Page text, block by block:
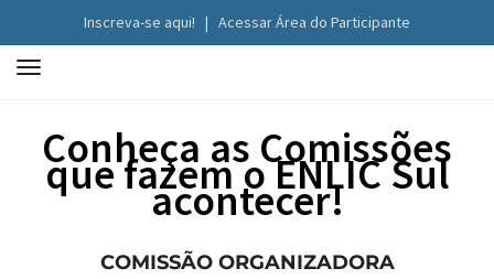
Inscreva-se aqui! | Acessar Área do Participante
T
Conheça as Comissões
que fazem o ENLIC Sul
acontecer!
COMISSÃO ORGANIZADORA